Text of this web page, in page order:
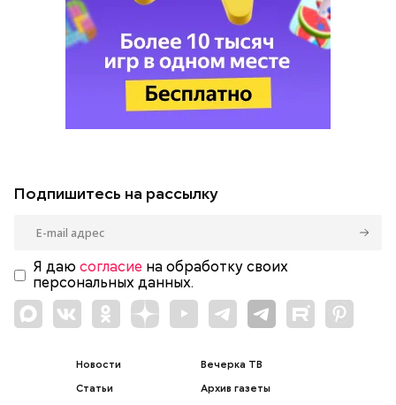
Подпишитесь на рассылку
Я даю согласие на обработку своих
персональных данных.
Новости
Статьи
Вечерка ТВ
Архив газеты